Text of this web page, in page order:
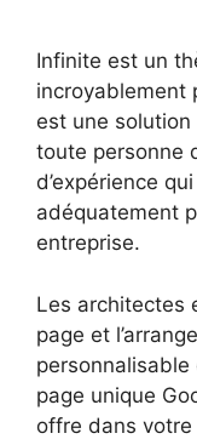
Infinite est un
incroyablement
est une
toute personne
d’expérience
adéquatement
entreprise.
Les architectes
page et
personnalisable
page unique
offre dans